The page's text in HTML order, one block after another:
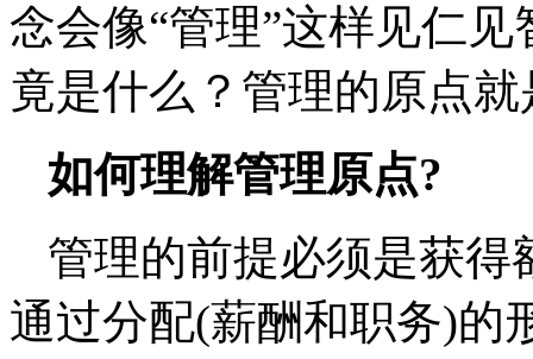
念会像“管理”这样见仁
竟是什么？管理的原点
如何理解管理原点?
管理的前提必须是获得
通过分配(薪酬和职务)的